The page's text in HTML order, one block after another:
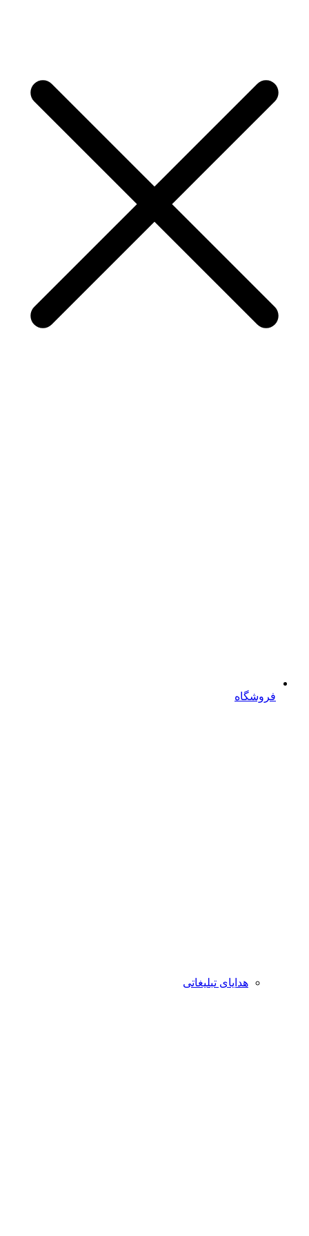
فروشگاه
هدایای تبلیغاتی